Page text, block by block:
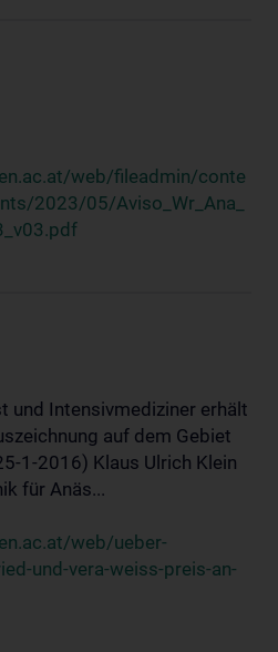
web/fileadmin/conte
2023/05/Aviso_Wr_Ana_
und Intensivmediziner erhält
auf dem Gebiet
1-2016) Klaus Ulrich Klein
für Anäs...
web/ueber-
und-vera-weiss-preis-an-